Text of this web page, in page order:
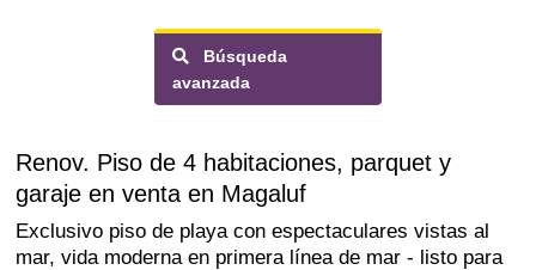
Búsqueda
avanzada
Renov. Piso de 4 habitaciones, parquet y
garaje en venta en Magaluf
Exclusivo piso de playa con espectaculares vistas al
mar, vida moderna en primera línea de mar - listo para